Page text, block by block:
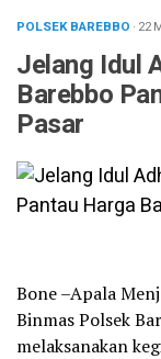
POLSEK BAREBBO · 22
Jelang Idul
Barebbo
Pasar
Bone –Apala
Binmas Polsek
melaksanakan